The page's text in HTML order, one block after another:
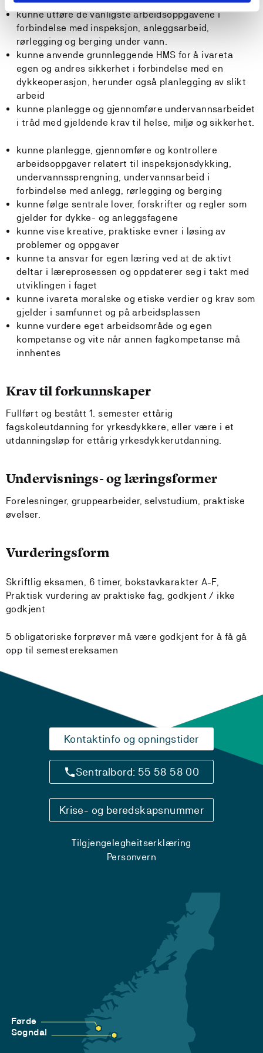
kunne utføre de vanligste arbeidsoppgavene i
forbindelse med inspeksjon, anleggsarbeid,
rørlegging og berging under vann.
kunne anvende grunnleggende HMS for å ivareta
egen og andres sikkerhet i forbindelse med en
dykkeoperasjon, herunder også planlegging av slikt
arbeid
kunne planlegge og gjennomføre undervannsarbeidet
i tråd med gjeldende krav til helse, miljø og sikkerhet.
kunne planlegge, gjennomføre og kontrollere
arbeidsoppgaver relatert til inspeksjonsdykking,
undervannssprengning, undervannsarbeid i
forbindelse med anlegg, rørlegging og berging
kunne følge sentrale lover, forskrifter og regler som
gjelder for dykke- og anleggsfagene
kunne vise kreative, praktiske evner i løsing av
problemer og oppgaver
kunne ta ansvar for egen læring ved at de aktivt
deltar i læreprosessen og oppdaterer seg i takt med
utviklingen i faget
kunne ivareta moralske og etiske verdier og krav som
gjelder i samfunnet og på arbeidsplassen
kunne vurdere eget arbeidsområde og egen
kompetanse og vite når annen fagkompetanse må
innhentes
Krav til forkunnskaper
Fullført og bestått 1. semester ettårig
fagskoleutdanning for yrkesdykkere, eller være i et
utdanningsløp for ettårig yrkesdykkerutdanning.
Undervisnings- og læringsformer
Forelesninger, gruppearbeider, selvstudium, praktiske
øvelser.
Vurderingsform
Skriftlig eksamen, 6 timer, bokstavkarakter A-F,
Praktisk vurdering av praktiske fag, godkjent / ikke
godkjent
5 obligatoriske forprøver må være godkjent for å få gå
opp til semestereksamen
Kontaktinfo og opningstider
Sentralbord: 55 58 58 00
Krise- og beredskapsnummer
Tilgjengelegheitserklæring
Personvern
Førde
Sogndal